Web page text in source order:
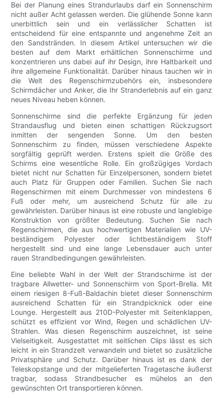
Bei der Planung eines Strandurlaubs darf ein Sonnenschirm
nicht außer Acht gelassen werden. Die glühende Sonne kann
unerbittlich sein und ein verlässlicher Schatten ist
entscheidend für eine entspannte und angenehme Zeit an
den Sandstränden. In diesem Artikel untersuchen wir die
besten auf dem Markt erhältlichen Sonnenschirme und
konzentrieren uns dabei auf ihr Design, ihre Haltbarkeit und
ihre allgemeine Funktionalität. Darüber hinaus tauchen wir in
die Welt des Regenschirmzubehörs ein, insbesondere
Schirmdächer und Anker, die Ihr Stranderlebnis auf ein ganz
neues Niveau heben können.
Sonnenschirme sind die perfekte Ergänzung für jeden
Strandausflug und bieten einen schattigen Rückzugsort
inmitten der sengenden Sonne. Um den besten
Sonnenschirm zu finden, müssen verschiedene Aspekte
sorgfältig geprüft werden. Erstens spielt die Größe des
Schirms eine wesentliche Rolle. Ein großzügiges Vordach
bietet nicht nur Schatten für Einzelpersonen, sondern bietet
auch Platz für Gruppen oder Familien. Suchen Sie nach
Regenschirmen mit einem Durchmesser von mindestens 6
Fuß oder mehr, um ausreichend Schutz für alle zu
gewährleisten. Darüber hinaus ist eine robuste und langlebige
Konstruktion von größter Bedeutung. Suchen Sie nach
Regenschirmen, die aus hochwertigen Materialien wie UV-
beständigem Polyester oder lichtbeständigem Stoff
hergestellt sind und eine lange Lebensdauer auch unter
rauen Strandbedingungen gewährleisten.
Eine beliebte Wahl in der Welt der Strandschirme ist der
tragbare Allwetter- und Sonnenschirm von Sport-Brella. Mit
einem riesigen 8-Fuß-Baldachin bietet dieser Sonnenschirm
ausreichend Schatten für ein Strandpicknick oder eine
Lounge. Hergestellt aus 210D-Polyester mit Seitenklappen,
schützt es effizient vor Wind, Regen und schädlichen UV-
Strahlen. Was diesen Regenschirm auszeichnet, ist seine
Vielseitigkeit. Ausgestattet mit seitlichen Clips lässt es sich
leicht in ein Strandzelt verwandeln und bietet so zusätzliche
Privatsphäre und Schutz. Darüber hinaus ist es dank der
Teleskopstange und der mitgelieferten Tragetasche äußerst
tragbar, sodass Strandbesucher es mühelos an den
gewünschten Ort transportieren können.